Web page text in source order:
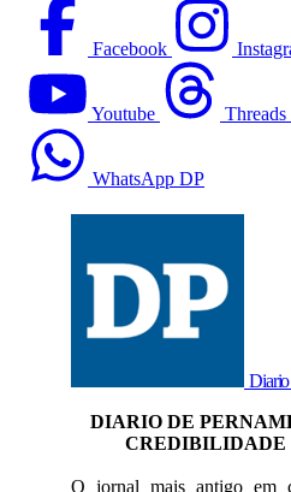
Facebook
Youtube Threads
WhatsApp DP
Diario
DIARIO DE
CREDIBILIDADE
O jornal mais antigo em